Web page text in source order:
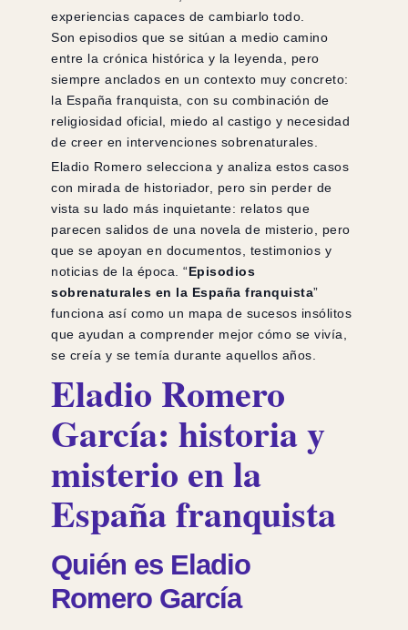
experiencias capaces de cambiarlo todo.
Son episodios que se sitúan a medio camino
entre la crónica histórica y la leyenda, pero
siempre anclados en un contexto muy concreto:
la España franquista, con su combinación de
religiosidad oficial, miedo al castigo y necesidad
de creer en intervenciones sobrenaturales.
Eladio Romero selecciona y analiza estos casos
con mirada de historiador, pero sin perder de
vista su lado más inquietante: relatos que
parecen salidos de una novela de misterio, pero
que se apoyan en documentos, testimonios y
noticias de la época. “Episodios
sobrenaturales en la España franquista”
funciona así como un mapa de sucesos insólitos
que ayudan a comprender mejor cómo se vivía,
se creía y se temía durante aquellos años.
Eladio Romero
García: historia y
misterio en la
España franquista
Quién es Eladio
Romero García